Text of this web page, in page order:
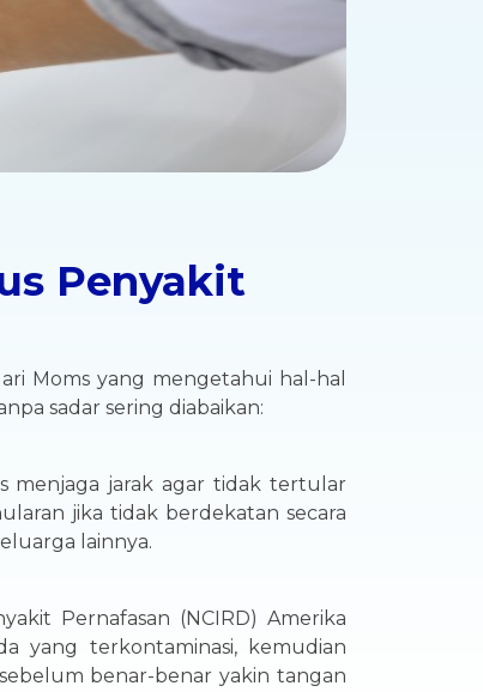
Penyakit
Moms yang mengetahui hal-hal
sadar sering diabaikan:
menjaga jarak agar tidak tertular
jika tidak berdekatan secara
lainnya.
Pernafasan (NCIRD) Amerika
yang terkontaminasi, kemudian
benar-benar yakin tangan